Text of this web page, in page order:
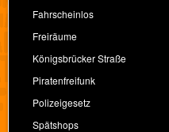
Fahrscheinlos
Freiräume
Königsbrücker Straße
Piratenfreifunk
Polizeigesetz
Spätshops